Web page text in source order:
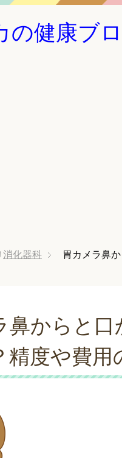
の健康ブ
消化器科 胃カメラ鼻
鼻からと
精度や費用